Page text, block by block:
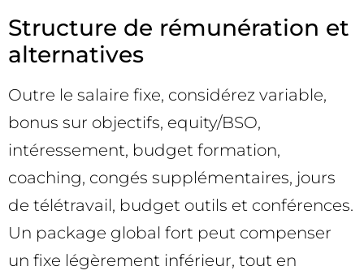
Structure de rémunération et
alternatives
Outre le salaire fixe, considérez variable,
bonus sur objectifs, equity/BSO,
intéressement, budget formation,
coaching, congés supplémentaires, jours
de télétravail, budget outils et conférences.
Un package global fort peut compenser
un fixe légèrement inférieur, tout en